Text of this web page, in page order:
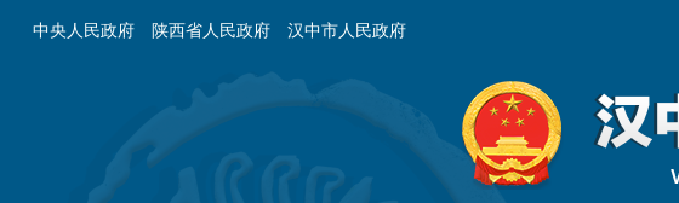
中央人民政府 陕西省人民政府 汉中市人民政府